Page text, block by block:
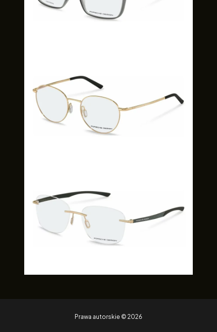
Prawa autorskie © 2026